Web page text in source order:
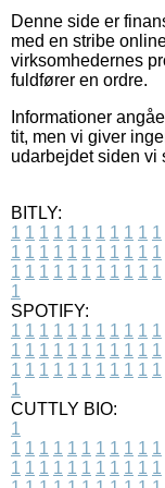
Denne side er
med en stribe
virksomhedernes
fuldfører en ordre.
Informationer
tit, men vi giver
udarbejdet siden vi
BITLY:
1 1 1 1 1 1 1 1 1 1 1
1 1 1 1 1 1 1 1 1 1 1
1 1 1 1 1 1 1 1 1 1 1
1
SPOTIFY:
1 1 1 1 1 1 1 1 1 1 1
1 1 1 1 1 1 1 1 1 1 1
1 1 1 1 1 1 1 1 1 1 1
1
CUTTLY BIO:
1
1 1 1 1 1 1 1 1 1 1 1
1 1 1 1 1 1 1 1 1 1 1